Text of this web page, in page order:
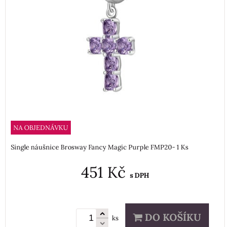
NA OBJEDNÁVKU
Single náušnice Brosway Fancy Magic Purple FMP20- 1 Ks
451 Kč s DPH
ks DO KOŠÍKU